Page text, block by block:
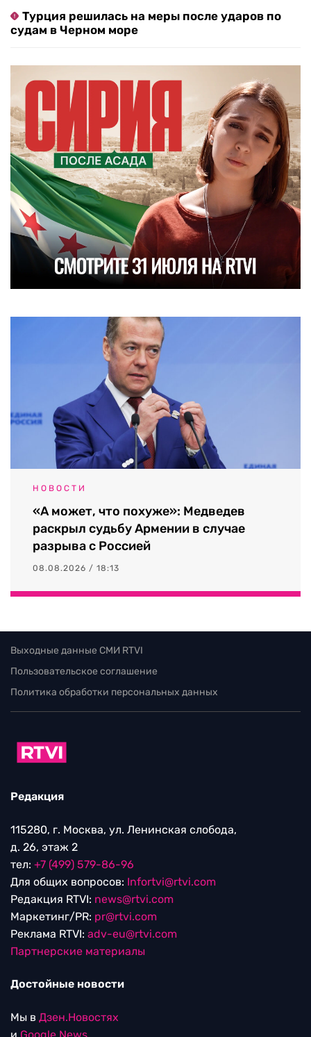
Турция решилась на меры после ударов по
судам в Черном море
НОВОСТИ
«А может, что похуже»: Медведев
раскрыл судьбу Армении в случае
разрыва с Россией
08.08.2026 / 18:13
Выходные данные СМИ RTVI
Пользовательское соглашение
Политика обработки персональных данных
Редакция
115280, г. Москва, ул. Ленинская слобода,
д. 26, этаж 2
тел: +7 (499) 579-86-96
Для общих вопросов: Infortvi@rtvi.com
Редакция RTVI: news@rtvi.com
Маркетинг/PR: pr@rtvi.com
Реклама RTVI: adv-eu@rtvi.com
Партнерские материалы
Достойные новости
Мы в Дзен.Новостях